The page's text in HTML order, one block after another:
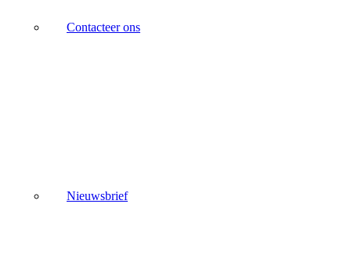
Contacteer ons
Nieuwsbrief